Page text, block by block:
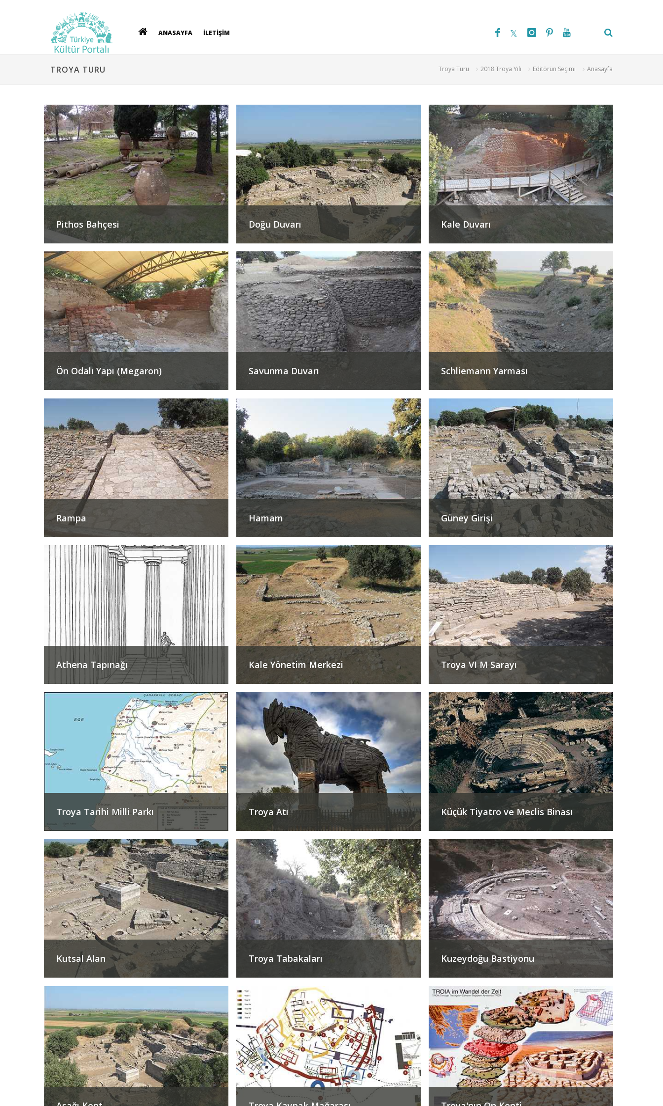
ANASAYFA İLETİŞİM
Troya Turu 2018 Troya Yılı Editörün Seçimi Anasayfa
TROYA TURU
Pithos Bahçesi Doğu Duvarı Kale Duvarı
Ön Odalı Yapı (Megaron) Savunma Duvarı Schliemann Yarması
Rampa Hamam Güney Girişi
Athena Tapınağı Kale Yönetim Merkezi Troya VI M Sarayı
Troya Tarihi Milli Parkı Troya Atı Küçük Tiyatro ve Meclis Binası
Kutsal Alan Troya Tabakaları Kuzeydoğu Bastiyonu